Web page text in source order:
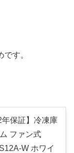
す。
年保証】冷凍庫
ファン式
W ホワイ